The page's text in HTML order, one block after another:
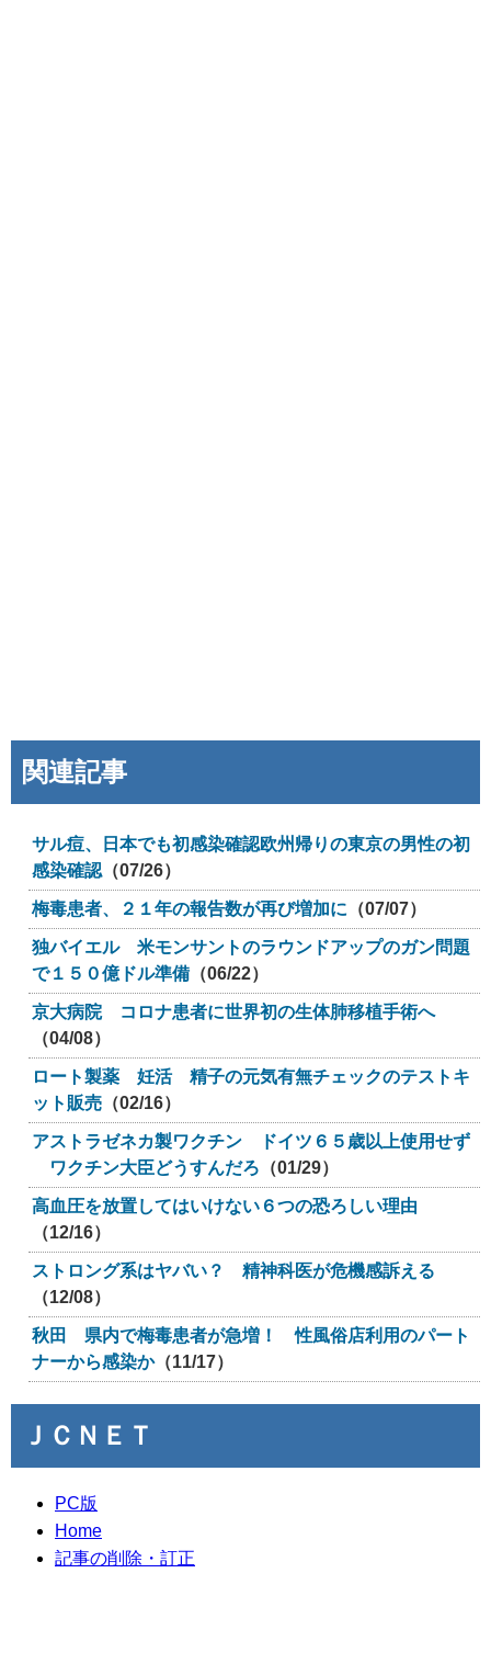
関連記事
サル痘、日本でも初感染確認欧州帰りの東京の男性の初
感染確認 （07/26）
梅毒患者、２１年の報告数が再び増加に （07/07）
独バイエル 米モンサントのラウンドアップのガン問題
で１５０億ドル準備 （06/22）
京大病院 コロナ患者に世界初の生体肺移植手術へ
（04/08）
ロート製薬 妊活 精子の元気有無チェックのテストキ
ット販売 （02/16）
アストラゼネカ製ワクチン ドイツ６５歳以上使用せず
ワクチン大臣どうすんだろ （01/29）
高血圧を放置してはいけない６つの恐ろしい理由
（12/16）
ストロング系はヤバい？ 精神科医が危機感訴える
（12/08）
秋田 県内で梅毒患者が急増！ 性風俗店利用のパート
ナーから感染か（11/17）
ＪＣＮＥＴ
PC版
Home
記事の削除・訂正